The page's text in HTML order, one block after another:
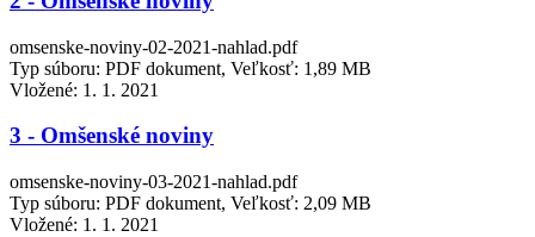
omsenske-noviny-02-2021-nahlad.pdf
Typ súboru: PDF dokument, Veľkosť: 1,89 MB
Vložené: 1. 1. 2021
3 - Omšenské noviny
omsenske-noviny-03-2021-nahlad.pdf
Typ súboru: PDF dokument, Veľkosť: 2,09 MB
Vložené: 1. 1. 2021